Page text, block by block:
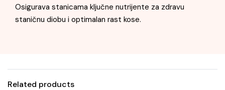
Osigurava stanicama ključne nutrijente za zdravu
staničnu diobu i optimalan rast kose.
Related products